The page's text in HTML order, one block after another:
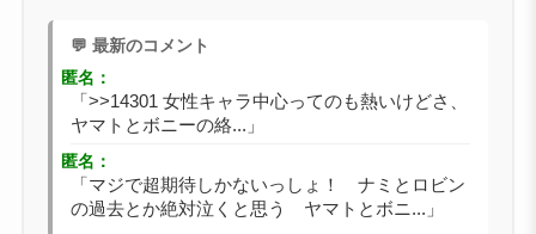
💬 最新のコメント
匿名：
「>>14301 女性キャラ中心ってのも熱いけどさ、
ヤマトとボニーの絡...」
匿名：
「マジで超期待しかないっしょ！ ナミとロビン
の過去とか絶対泣くと思う ヤマトとボニ...」